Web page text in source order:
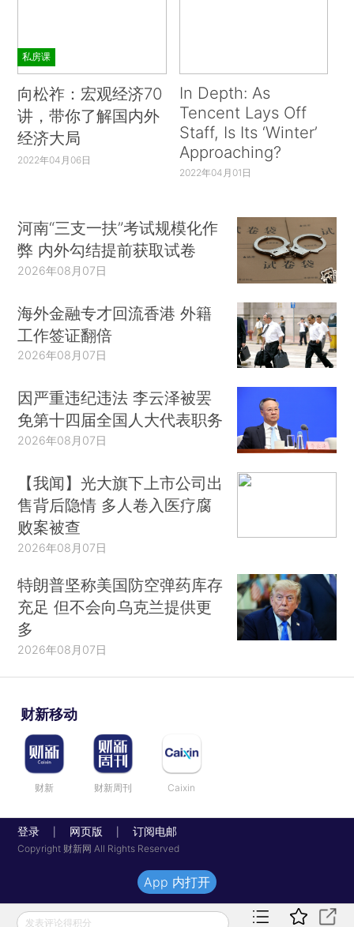
私房课
向松祚：宏观经济70
讲，带你了解国内外
经济大局
2022年04月06日
In Depth: As
Tencent Lays Off
Staff, Is Its ‘Winter’
Approaching?
2022年04月01日
河南“三支一扶”考试规模化作
弊 内外勾结提前获取试卷
2026年08月07日
海外金融专才回流香港 外籍
工作签证翻倍
2026年08月07日
因严重违纪违法 李云泽被罢
免第十四届全国人大代表职务
2026年08月07日
【我闻】光大旗下上市公司出
售背后隐情 多人卷入医疗腐
败案被查
2026年08月07日
特朗普坚称美国防空弹药库存
充足 但不会向乌克兰提供更
多
2026年08月07日
财新移动
财新 财新周刊 Caixin
登录 网页版 订阅电邮
Copyright 财新网 All Rights Reserved
发表评论得积分
App 内打开